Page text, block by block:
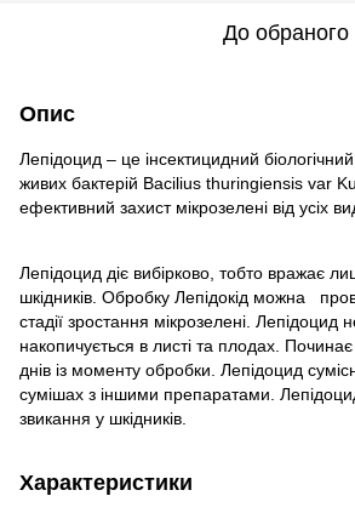
До обраного
Опис
Лепідоцид – це інсектицидний
живих бактерій Bacilius thuringiensis var
ефективний захист мікрозелені від усіх
Лепідоцид діє вибірково, тобто вражає
шкідників. Обробку Лепідокід можна
стадії зростання мікрозелені. Лепідоцид
накопичується в листі та плодах.
днів із моменту обробки. Лепідоцид
сумішах з іншими препаратами.
звикання у шкідників.
Характеристики